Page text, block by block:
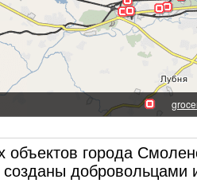
объектов города
добровольцами